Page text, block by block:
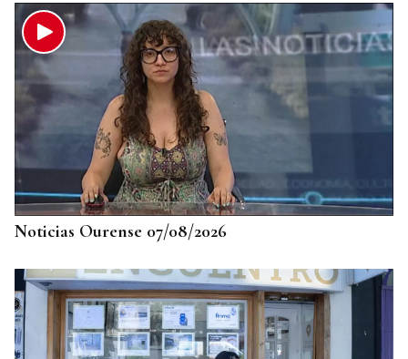
Noticias Ourense 07/08/2026